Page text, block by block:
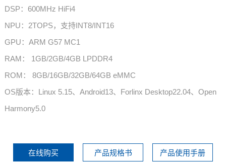
DSP：600MHz HiFi4
NPU：2TOPS，支持INT8/INT16
GPU：ARM G57 MC1
RAM： 1GB/2GB/4GB LPDDR4
ROM： 8GB/16GB/32GB/64GB eMMC
OS版本：Linux 5.15、Android13、Forlinx Desktop22.04、Open
Harmony5.0
在线购买 产品规格书 产品使用手册